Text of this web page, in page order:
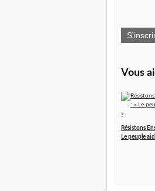
Vous
Résistons
Le peuple